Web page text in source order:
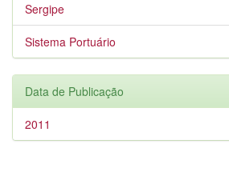
Sergipe
Sistema Portuário
Data de Publicação
2011